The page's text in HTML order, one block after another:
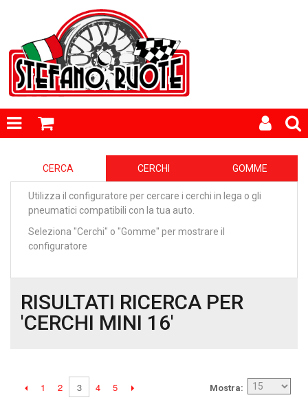
CERCA CERCHI GOMME
Utilizza il configuratore per cercare i cerchi in lega o gli
pneumatici compatibili con la tua auto.
Seleziona "Cerchi" o "Gomme" per mostrare il
configuratore
RISULTATI RICERCA PER
'CERCHI MINI 16'
Mostra
1 2 3 4 5